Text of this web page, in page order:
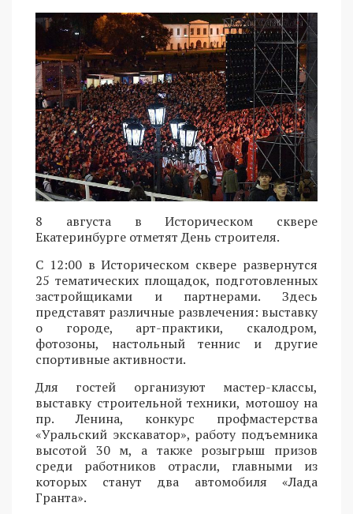
8 августа в Историческом сквере
Екатеринбурге отметят День строителя.
С 12:00 в Историческом сквере развернутся
25 тематических площадок, подготовленных
застройщиками и партнерами. Здесь
представят различные развлечения: выставку
о городе, арт-практики, скалодром,
фотозоны, настольный теннис и другие
спортивные активности.
Для гостей организуют мастер-классы,
выставку строительной техники, мотошоу на
пр. Ленина, конкурс профмастерства
«Уральский экскаватор», работу подъемника
высотой 30 м, а также розыгрыш призов
среди работников отрасли, главными из
которых станут два автомобиля «Лада
Гранта».